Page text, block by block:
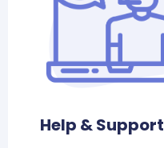
Help & Support